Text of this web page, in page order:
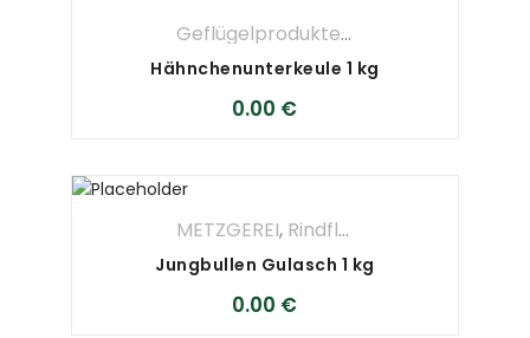
Geflügelprodukte
,METZGEREI
Hähnchenunterkeule 1 kg
0.00 €
METZGEREI, Rindfleisch
Jungbullen Gulasch 1 kg
0.00 €